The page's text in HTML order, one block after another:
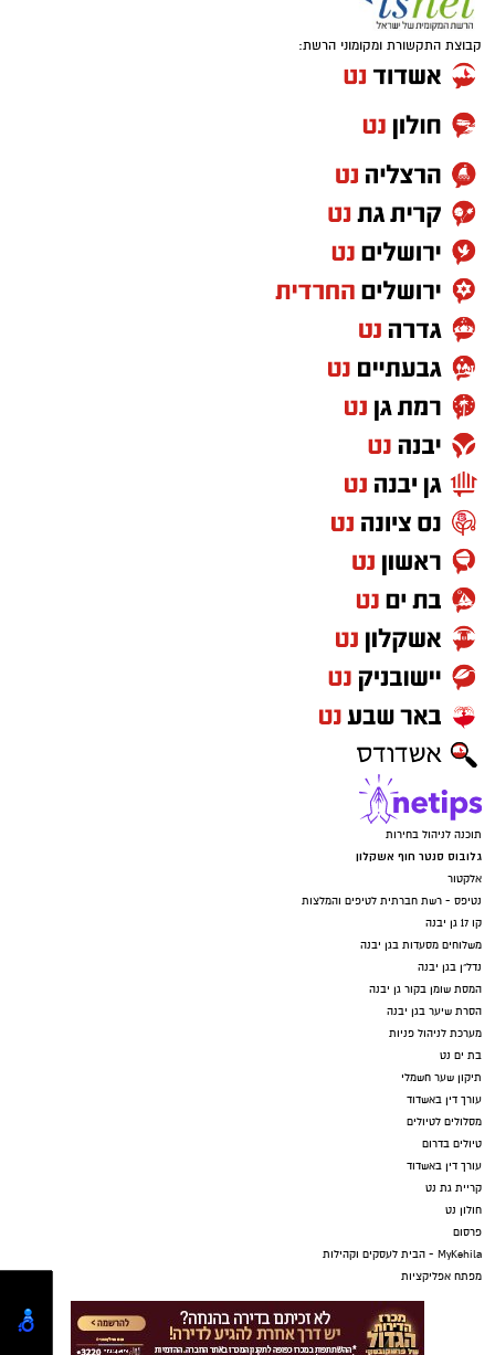
קבוצת התקשורת ומקומוני הרשת:
תוכנה לניהול בחירות
גלובוס סנטר חוף אשקלון
אלקטור
נטיפס - רשת חברתית לטיפים והמלצות
קו 17 גן יבנה
משלוחים מסעדות בגן יבנה
נדל"ן בגן יבנה
המסת שומן בקור גן יבנה
הסרת שיער בגן יבנה
מערכת לניהול פניות
בת ים נט
תיקון שער חשמלי
עורך דין באשדוד
מסלולים לטיולים
טיולים בדרום
עורך דין באשדוד
קריית גת נט
חולון נט
פרסום
MyKehila - הבית לעסקים וקהילות
מפתח אפליקציות